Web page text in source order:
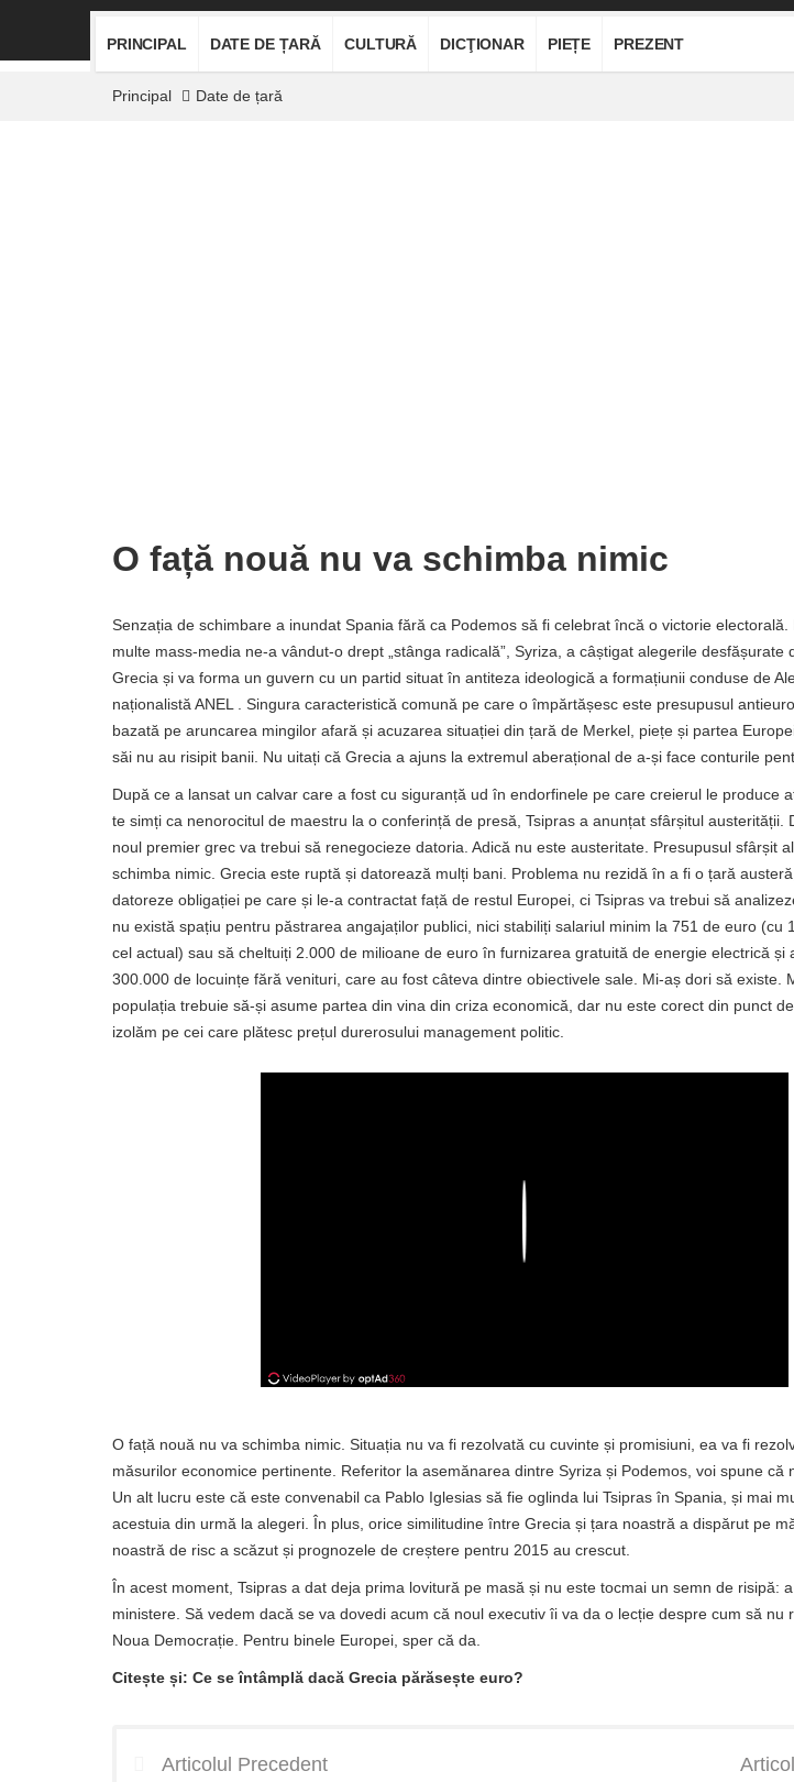
PRINCIPAL DATE DE ȚARĂ CULTURĂ DICŢIONAR PIEȚE PREZENT
Principal Date de țară
O față nouă nu va schimba nimic
Senzația de schimbare a inundat Spania fără ca Podemos să fi celebrat încă o victorie
multe mass-media ne-a vândut-o drept „stânga radicală”, Syriza, a câștigat alegerile desfășurate
Grecia și va forma un guvern cu un partid situat în antiteza ideologică a formațiunii conduse de
naționalistă ANEL . Singura caracteristică comună pe care o împărtășesc este presupusul
bazată pe aruncarea mingilor afară și acuzarea situației din țară de Merkel, piețe și partea
săi nu au risipit banii. Nu uitați că Grecia a ajuns la extremul aberațional de a-și face conturile
După ce a lansat un calvar care a fost cu siguranță ud în endorfinele pe care creierul le produce
te simți ca nenorocitul de maestru la o conferință de presă, Tsipras a anunțat sfârșitul austerității.
noul premier grec va trebui să renegocieze datoria. Adică nu este austeritate. Presupusul sfârșit
schimba nimic. Grecia este ruptă și datorează mulți bani. Problema nu rezidă în a fi o țară
datoreze obligației pe care și le-a contractat față de restul Europei, ci Tsipras va trebui să
nu există spațiu pentru păstrarea angajaților publici, nici stabiliți salariul minim la 751 de euro (cu
cel actual) sau să cheltuiți 2.000 de milioane de euro în furnizarea gratuită de energie electrică și
300.000 de locuințe fără venituri, care au fost câteva dintre obiectivele sale. Mi-aș dori să existe.
populația trebuie să-și asume partea din vina din criza economică, dar nu este corect din punct
izolăm pe cei care plătesc prețul durerosului management politic.
O față nouă nu va schimba nimic. Situația nu va fi rezolvată cu cuvinte și promisiuni, ea va fi
măsurilor economice pertinente. Referitor la asemănarea dintre Syriza și Podemos, voi spune că
Un alt lucru este că este convenabil ca Pablo Iglesias să fie oglinda lui Tsipras în Spania, și mai
acestuia din urmă la alegeri. În plus, orice similitudine între Grecia și țara noastră a dispărut pe
noastră de risc a scăzut și prognozele de creștere pentru 2015 au crescut.
În acest moment, Tsipras a dat deja prima lovitură pe masă și nu este tocmai un semn de risipă:
ministere. Să vedem dacă se va dovedi acum că noul executiv îi va da o lecție despre cum să nu
Noua Democrație. Pentru binele Europei, sper că da.
Citește și: Ce se întâmplă dacă Grecia părăsește euro?
Articolul Precedent